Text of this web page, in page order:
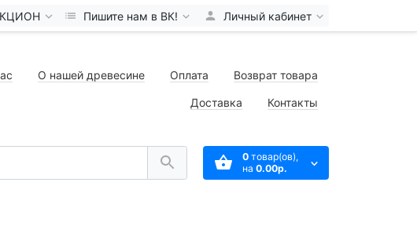
Пишите нам в ВК! Личный кабинет
О нашей древесине Оплата Возврат товара
Доставка Контакты
0 товар(ов),
на 0.00р.